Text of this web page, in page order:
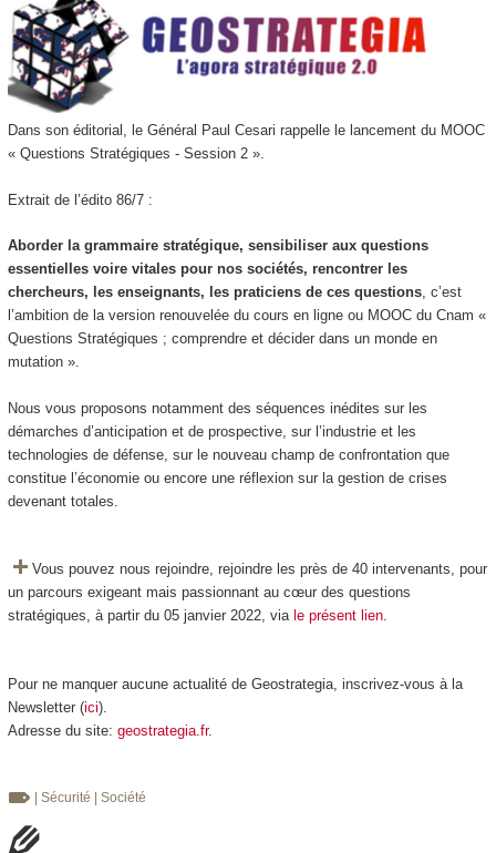
Dans son éditorial, le Général Paul Cesari rappelle le lancement du MOOC
« Questions Stratégiques - Session 2 ».
Extrait de l’édito 86/7 :
Aborder la grammaire stratégique, sensibiliser aux questions
essentielles voire vitales pour nos sociétés, rencontrer les
chercheurs, les enseignants, les praticiens de ces questions, c’est
l’ambition de la version renouvelée du cours en ligne ou MOOC du Cnam «
Questions Stratégiques ; comprendre et décider dans un monde en
mutation ».
Nous vous proposons notamment des séquences inédites sur les
démarches d’anticipation et de prospective, sur l’industrie et les
technologies de défense, sur le nouveau champ de confrontation que
constitue l’économie ou encore une réflexion sur la gestion de crises
devenant totales.
Vous pouvez nous rejoindre, rejoindre les près de 40 intervenants, pour
un parcours exigeant mais passionnant au cœur des questions
stratégiques, à partir du 05 janvier 2022, via le présent lien.
Pour ne manquer aucune actualité de Geostrategia, inscrivez-vous à la
Newsletter (ici).
Adresse du site: geostrategia.fr.
| Sécurité | Société